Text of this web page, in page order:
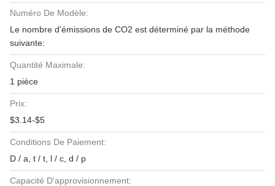
Numéro De Modèle:
Le nombre d'émissions de CO2 est déterminé par la méthode
suivante:
Quantité Maximale:
1 pièce
Prix:
$3.14-$5
Conditions De Paiement:
D / a, t / t, l / c, d / p
Capacité D'approvisionnement: